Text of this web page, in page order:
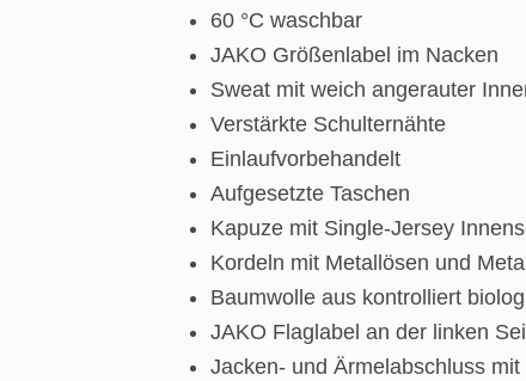
60 °C waschbar
JAKO Größenlabel im Nacken
Sweat mit weich angerauter
Verstärkte Schulternähte
Einlaufvorbehandelt
Aufgesetzte Taschen
Kapuze mit Single-Jersey
Kordeln mit Metallösen und
Baumwolle aus kontrolliert
JAKO Flaglabel an der linken
Jacken- und Ärmelabschluss mit